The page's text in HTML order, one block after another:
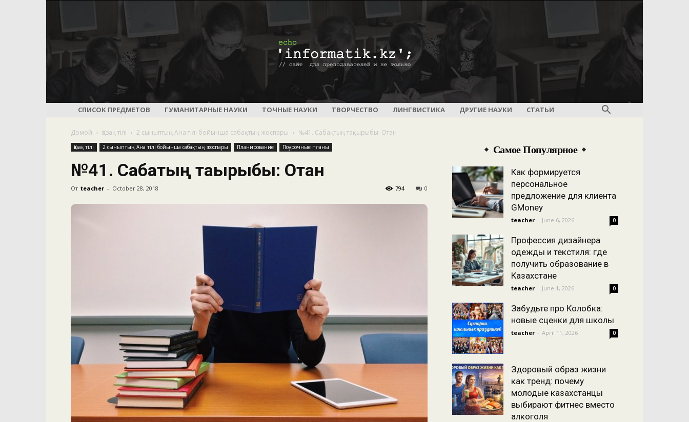
ПОУРОЧНОЕ
УРОКОВ
СПИСОК ПРЕДМЕТОВ ГУМАНИТАРНЫЕ НАУКИ ТОЧНЫЕ НАУКИ ТВОРЧЕСТВО ЛИНГВИСТИКА ДРУГИЕ НАУКИ СТАТЬИ
Домой Қазақ тілі 2 сыныптың Ана тілі бойынша сабақтың жоспары №41. Сабақтың тақырыбы: Отан
Қазақ тілі 2 сыныптың Ана тілі бойынша сабақтың жоспары Планирование Поурочные планы
№41. Сабақтың тақырыбы: Отан
От teacher - October 28, 2018 0
794
Самое Популярное
Как формируется
персональное
предложение для клиента
GMoney
teacher - June 6, 2026 0
Профессия дизайнера
одежды и текстиля: где
получить образование в
Казахстане
teacher - June 1, 2026 0
Забудьте про Колобка:
новые сценки для школы
teacher - April 11, 2026 0
Здоровый образ жизни
как тренд: почему
молодые казахстанцы
выбирают фитнес вместо
алкоголя